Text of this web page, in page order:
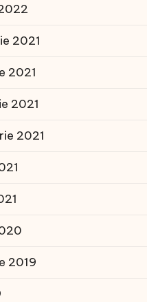
2021
2021
2021
2021
2019